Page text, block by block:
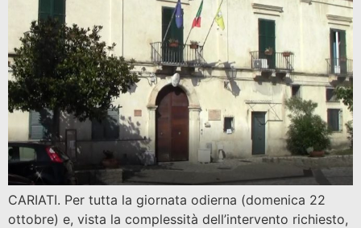
CARIATI. Per tutta la giornata odierna (domenica 22
ottobre) e, vista la complessità dell’intervento richiesto,